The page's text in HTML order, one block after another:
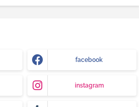
facebook
instagram